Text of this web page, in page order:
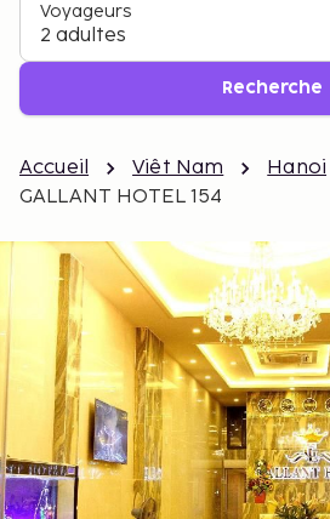
Voyageurs
2 adultes
Recherche
Accueil Viêt Nam
Hanoi
GALLANT HOTEL 154